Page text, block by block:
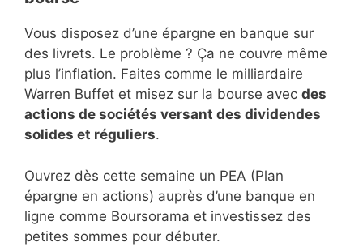
Vous disposez d’une épargne en banque sur
des livrets. Le problème ? Ça ne couvre même
plus l’inflation. Faites comme le milliardaire
Warren Buffet et misez sur la bourse avec des
actions de sociétés versant des dividendes
solides et réguliers.
Ouvrez dès cette semaine un PEA (Plan
épargne en actions) auprès d’une banque en
ligne comme Boursorama et investissez des
petites sommes pour débuter.